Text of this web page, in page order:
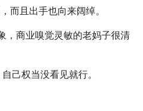
而且出手也向来阔绰。
，商业嗅觉灵敏的老妈子很清
己权当没看见就行。